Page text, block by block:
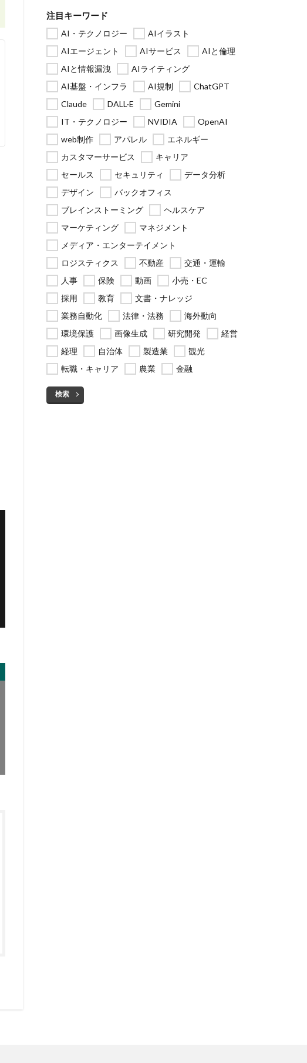
注目キーワード
AI・テクノロジー
AIイラスト
AIエージェント
AIサービス
AIと倫理
AIと情報漏洩
AIライティング
AI基盤・インフラ
AI規制
ChatGPT
Claude
DALL·E
Gemini
IT・テクノロジー
NVIDIA
OpenAI
web制作
アパレル
エネルギー
カスタマーサービス
キャリア
セールス
セキュリティ
データ分析
デザイン
バックオフィス
ブレインストーミング
ヘルスケア
マーケティング
マネジメント
メディア・エンターテイメント
ロジスティクス
不動産
交通・運輸
人事
保険 動画
小売・EC
採用
教育
文書・ナレッジ
業務自動化
法律・法務
海外動向
環境保護
画像生成 研究開発
経営
経理
自治体 製造業
観光
転職・キャリア
農業 金融
検索